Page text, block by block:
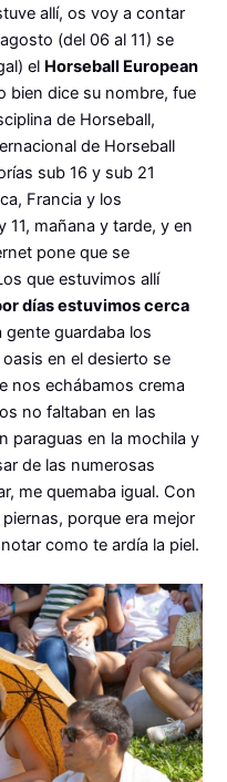
allí, os voy a contar
(del 06 al 11) se
el Horseball European
bien dice su nombre, fue
de Horseball,
de Horseball
sub 16 y sub 21
Francia y los
11, mañana y tarde, y en
pone que se
que estuvimos allí
días estuvimos cerca
gente guardaba los
en el desierto se
nos echábamos crema
no faltaban en las
paraguas en la mochila y
de las numerosas
me quemaba igual. Con
porque era mejor
como te ardía la piel.